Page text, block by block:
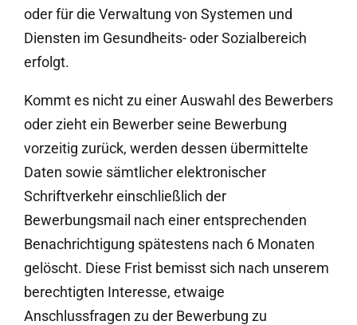
oder für die Verwaltung von Systemen und
Diensten im Gesundheits- oder Sozialbereich
erfolgt.
Kommt es nicht zu einer Auswahl des Bewerbers
oder zieht ein Bewerber seine Bewerbung
vorzeitig zurück, werden dessen übermittelte
Daten sowie sämtlicher elektronischer
Schriftverkehr einschließlich der
Bewerbungsmail nach einer entsprechenden
Benachrichtigung spätestens nach 6 Monaten
gelöscht. Diese Frist bemisst sich nach unserem
berechtigten Interesse, etwaige
Anschlussfragen zu der Bewerbung zu